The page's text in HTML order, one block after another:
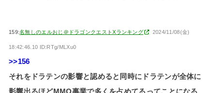
159:名無しのエルおじ＠ドラゴンクエストXランキング 2024/11/08(金)
18:42:46.10 ID:RTg/MLXu0
>>156
それをドラテンの影響と認めると同時にドラテンが全体に
影響出るほどMMO事業で多くを占めてるってことになる